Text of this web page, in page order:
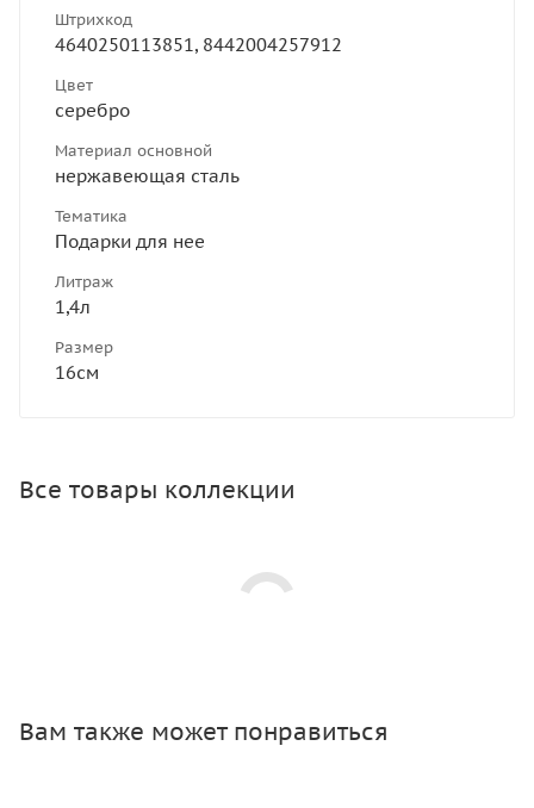
Штрихкод
4640250113851, 8442004257912
Цвет
серебро
Материал основной
нержавеющая сталь
Тематика
Подарки для нее
Литраж
1,4л
Размер
16см
Все товары коллекции
Вам также может понравиться